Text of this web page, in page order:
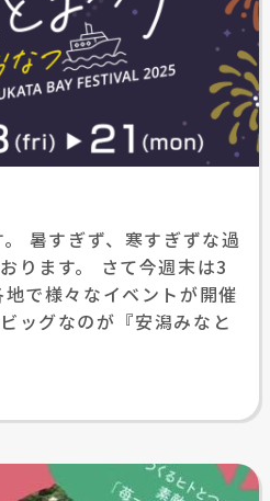
暑すぎず、寒すぎずな過
ります。 さて今週末は3
で様々なイベントが開催
ッグなのが『安潟みなと